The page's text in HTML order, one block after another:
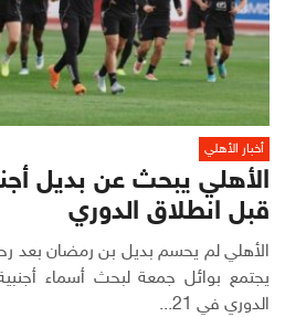
أخبار الأهلي
الأهلي يبحث عن بديل
قبل انطلاق الدوري
الأهلي لم يحسم بديل بن رمضان بعد
يجتمع بوائل جمعة لبحث أسماء
الدوري في 21...